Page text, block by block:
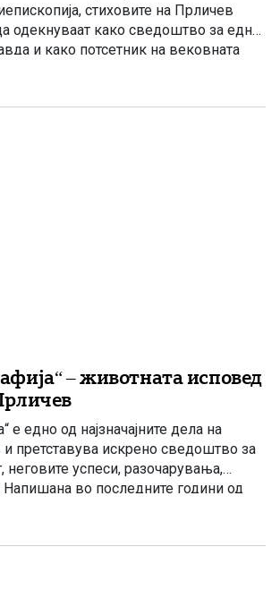
стиховите на Прличев
одекнуваат како сведоштво за една
и како потсетник на вековната
на духовниот и националниот
порака до идните поколенија дека
– животната исповед
е едно од најзначајните дела на
претставува искрено сведоштво за
неговите успеси, разочарувања,
во последните години од
книга не е само приказна за
во Охрид и Македонија во